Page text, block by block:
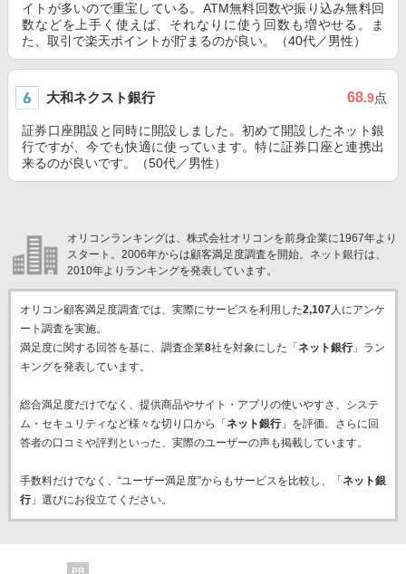
イトが多いので重宝している。ATM無料回数や振り込み無料回
数などを上手く使えば、それなりに使う回数も増やせる。ま
た、取引で楽天ポイントが貯まるのが良い。（40代／男性）
大和ネクスト銀行 68.9点
証券口座開設と同時に開設しました。初めて開設したネット銀
行ですが、今でも快適に使っています。特に証券口座と連携出
来るのが良いです。（50代／男性）
オリコンランキングは、株式会社オリコンを前身企業に1967年より
スタート。2006年からは顧客満足度調査を開始。ネット銀行は、
2010年よりランキングを発表しています。
オリコン顧客満足度調査では、実際にサービスを利用した2,107人にアンケ
ート調査を実施。
満足度に関する回答を基に、調査企業8社を対象にした「 ネット銀行」ラン
キングを発表しています。
総合満足度だけでなく、提供商品やサイト・アプリの使いやすさ、システ
ム・セキュリティなど様々な切り口から「 ネット銀行」を評価。さらに回
答者の口コミや評判といった、実際のユーザーの声も掲載しています。
手数料だけでなく、“ユーザー満足度”からもサービスを比較し、「 ネット銀
行」選びにお役立てください。
PR